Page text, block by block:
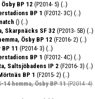
BP 12 (P2014- 5) (..)
BP 1 (F2012- 3C) (..)
() (..)
Skarpnäcks SF 32 (P2013- 5B) (..)
Ösby BP 12 (F2016- 2) (..)
11 (P2014- 3) (..)
BP 1 (F2012- 4C) (..)
Saltsjöbadens IP 2 (F2016- 3) (..)
BP 1 (F2015- 2) (..)
hemma, Ösby BP 11(P2014- 4)